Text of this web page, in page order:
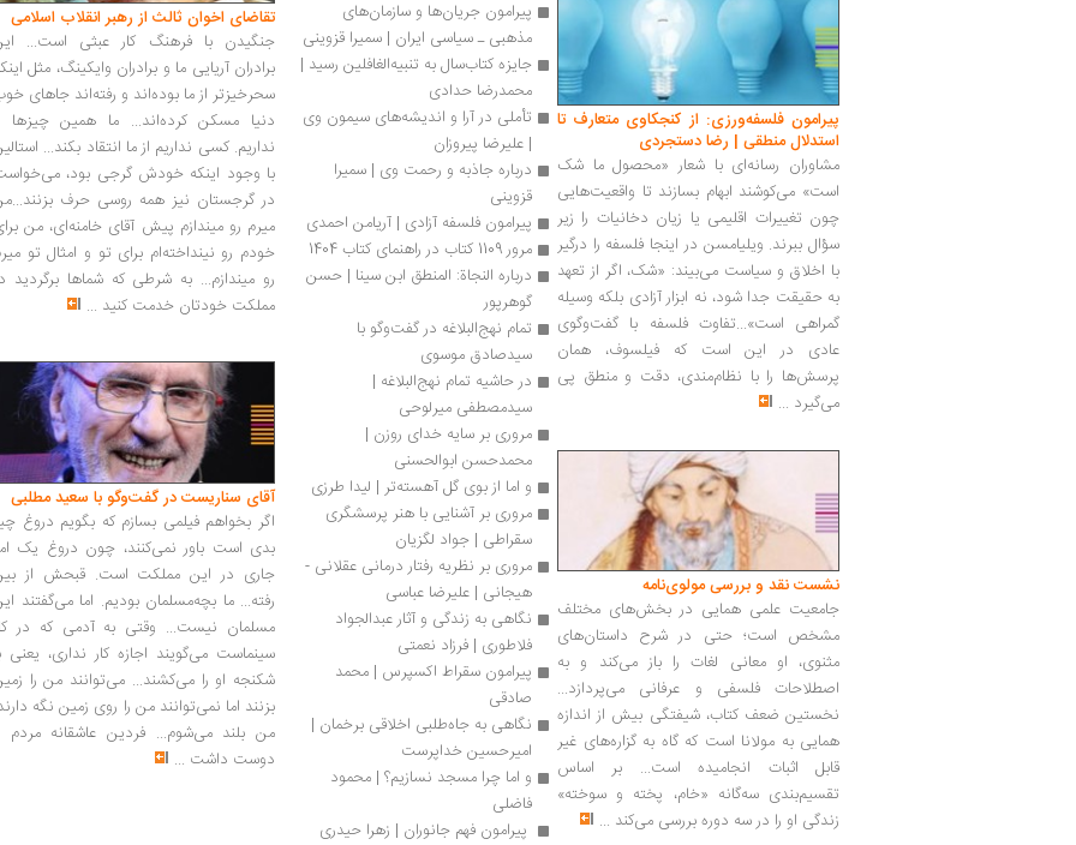
پیرامون فلسفه‌ورزی: از کنجکاوی متعارف تا
استدلال منطقی | رضا دستجردی
مشاوران رسانه‌ای با شعار «محصول ما شک
است» می‌کوشند ابهام بسازند تا واقعیت‌هایی
چون تغییرات اقلیمی یا زیان دخانیات را زیر
سؤال ببرند. ویلیامسن در اینجا فلسفه را درگیر
با اخلاق و سیاست می‌بیند: «شک، اگر از تعهد
به حقیقت جدا شود، نه ابزار آزادی بلکه وسیله
گمراهی است»...تفاوت فلسفه با گفت‌وگوی
عادی در این است که فیلسوف، همان
پرسش‌ها را با نظام‌مندی، دقت و منطق پی
می‌گیرد ...
نشست نقد و بررسی مولوی‌نامه
جامعیت علمی همایی در بخش‌های مختلف
مشخص است؛ حتی در شرح داستان‌های
مثنوی، او معانی لغات را باز می‌کند و به
اصطلاحات فلسفی و عرفانی می‌پردازد...
نخستین ضعف کتاب، شیفتگی بیش از اندازه
همایی به مولانا است که گاه به گزاره‌های غیر
قابل اثبات انجامیده است... بر اساس
تقسیم‌بندی سه‌گانه «خام، پخته و سوخته»
زندگی او را در سه دوره بررسی می‌کند ...
مذهبی ـ سیاسی ایران | سمیرا قزوینی
محمدرضا حدادی
| علیرضا پیروزان
قزوینی
پیرامون فلسفه‌ آزادی | آریامن احمدی
مرور 1109 کتاب در راهنمای کتاب 1404
گوهرپور
سیدصادق موسوی
سیدمصطفی میرلوحی
محمدحسن ابوالحسنی
و اما از بوی گل آهسته‌تر | لیدا طرزی
سقراطی | جواد لگزیان
هیجانی | علیرضا عباسی
فلاطوری | فرزاد نعمتی
صادقی
امیرحسین خداپرست
فاضلی
پیرامون فهم جانوران | زهرا حیدری
تقاضای اخوان ثالث از رهبر انقلاب اسلامی
جنگیدن با فرهنگ کار عبثی است...
برادران آریایی ما و برادران وایکینگ، مثل
سحرخیزتر از ما بوده‌اند و رفته‌اند جاهای
دنیا مسکن کرده‌اند... ما همین چیزها
نداریم. کسی نداریم از ما انتقاد بکند...
با وجود اینکه خودش گرجی بود،
در گرجستان نیز همه روسی حرف
میرم رو میندازم پیش آقای خامنه‌ای، من
خودم رو نینداخته‌ام برای تو و امثال تو
رو میندازم... به شرطی که شماها برگردید
مملکت خودتان خدمت کنید ...
آقای سناریست در گفت‌وگو با سعید مطلبی
اگر بخواهم فیلمی بسازم که بگویم دروغ
بدی است باور نمی‌کنند، چون دروغ یک
جاری در این مملکت است. قبحش از
رفته... ما بچه‌مسلمان بودیم. اما می‌گفتند
مسلمان نیست... وقتی به آدمی که در
سینماست می‌گویند اجازه کار نداری، یعنی
شکنجه او را می‌کشند... می‌توانند من را
بزنند اما نمی‌توانند من را روی زمین نگه
من بلند می‌شوم... فردین عاشقانه مردم
دوست داشت ...